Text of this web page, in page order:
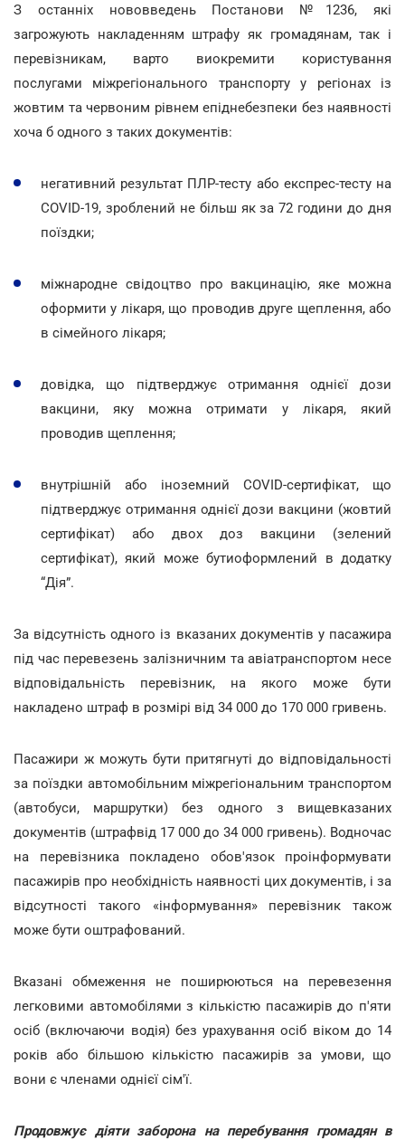
З останніх нововведень Постанови №1236, які
загрожують накладенням штрафу як громадянам, так і
перевізникам, варто виокремити користування
послугами міжрегіонального транспорту у регіонах із
жовтим та червоним рівнем епіднебезпеки без наявності
хоча б одного з таких документів:
негативний результат ПЛР-тесту або експрес-тесту на
COVID-19, зроблений не більш як за 72 години до дня
поїздки;
міжнародне свідоцтво про вакцинацію, яке можна
оформити у лікаря, що проводив друге щеплення, або
в сімейного лікаря;
довідка, що підтверджує отримання однієї дози
вакцини, яку можна отримати у лікаря, який
проводив щеплення;
внутрішній або іноземний COVID-сертифікат, що
підтверджує отримання однієї дози вакцини (жовтий
сертифікат) або двох доз вакцини (зелений
сертифікат), який може бутиоформлений в додатку
“Дія”.
За відсутність одного із вказаних документів у пасажира
під час перевезень залізничним та авіатранспортом несе
відповідальність перевізник, на якого може бути
накладено штраф в розмірі від 34 000 до 170 000 гривень.
Пасажири ж можуть бути притягнуті до відповідальності
за поїздки автомобільним міжрегіональним транспортом
(автобуси, маршрутки) без одного з вищевказаних
документів (штрафвід 17 000 до 34 000 гривень). Водночас
на перевізника покладено обов'язок проінформувати
пасажирів про необхідність наявності цих документів, і за
відсутності такого «інформування» перевізник також
може бути оштрафований.
Вказані обмеження не поширюються на перевезення
легковими автомобілями з кількістю пасажирів до п'яти
осіб (включаючи водія) без урахування осіб віком до 14
років або більшою кількістю пасажирів за умови, що
вони є членами однієї сім'ї.
Продовжує діяти заборона на перебування громадян в